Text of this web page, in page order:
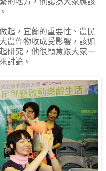
起，宜蘭的重要性、農民
農作物收成受影響，該如
研究，他很願意跟大家一
討論。